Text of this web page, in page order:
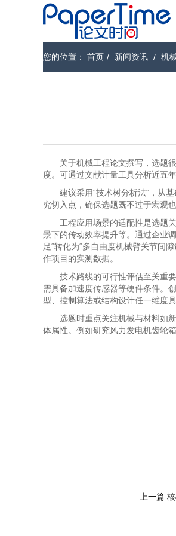
您的位置： 首页 / 新闻资讯 / 机
关于机械工程论文撰写，选题
度。可通过文献计量工具分析近五
建议采用“技术树分析法“，从
究切入点，确保选题既不过于宏观也
工程应用场景的适配性是选题
景下的传动效率提升等。通过企业
足“转化为“多自由度机械臂关节间
作项目的实测数据。
技术路线的可行性评估至关重
需具备加速度传感器等硬件条件。
型、控制算法或结构设计任一维度
选题时重点关注机械与材料如
体属性。例如研究风力发电机齿轮
上一篇